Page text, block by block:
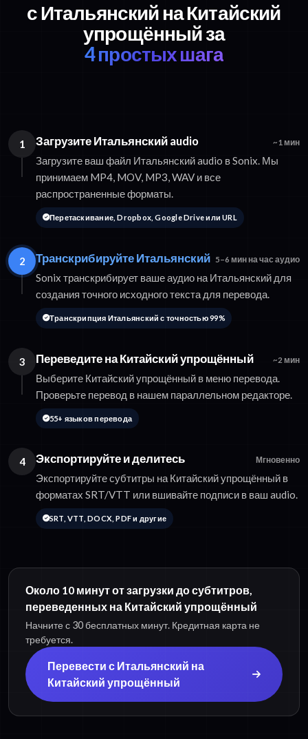
с Итальянский на Китайский
упрощённый за
4 простых шага
1 Загрузите Итальянский audio ~1 мин
Загрузите ваш файл Итальянский audio в Sonix. Мы
принимаем MP4, MOV, MP3, WAV и все
распространенные форматы.
Перетаскивание, Dropbox, Google Drive или URL
2 Транскрибируйте Итальянский 5–6 мин на час аудио
Sonix транскрибирует ваше аудио на Итальянский для
создания точного исходного текста для перевода.
Транскрипция Итальянский с точностью 99%
3 Переведите на Китайский упрощённый ~2 мин
Выберите Китайский упрощённый в меню перевода.
Проверьте перевод в нашем параллельном редакторе.
55+ языков перевода
4 Экспортируйте и делитесь Мгновенно
Экспортируйте субтитры на Китайский упрощённый в
форматах SRT/VTT или вшивайте подписи в ваш audio.
SRT, VTT, DOCX, PDF и другие
Около 10 минут от загрузки до субтитров,
переведенных на Китайский упрощённый
Начните с 30 бесплатных минут. Кредитная карта не
требуется.
Перевести с Итальянский на
Китайский упрощённый